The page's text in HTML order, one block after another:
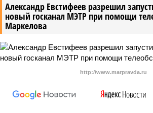
Александр Евстифеев разрешил
новый госканал МЭТР при помощи
Маркелова
http://www.marpravda.ru